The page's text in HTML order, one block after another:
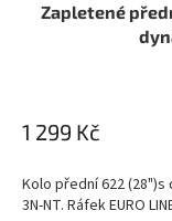
Zapletené
1 299 Kč
Kolo přední 622 (28")s
3N-NT. Ráfek EURO